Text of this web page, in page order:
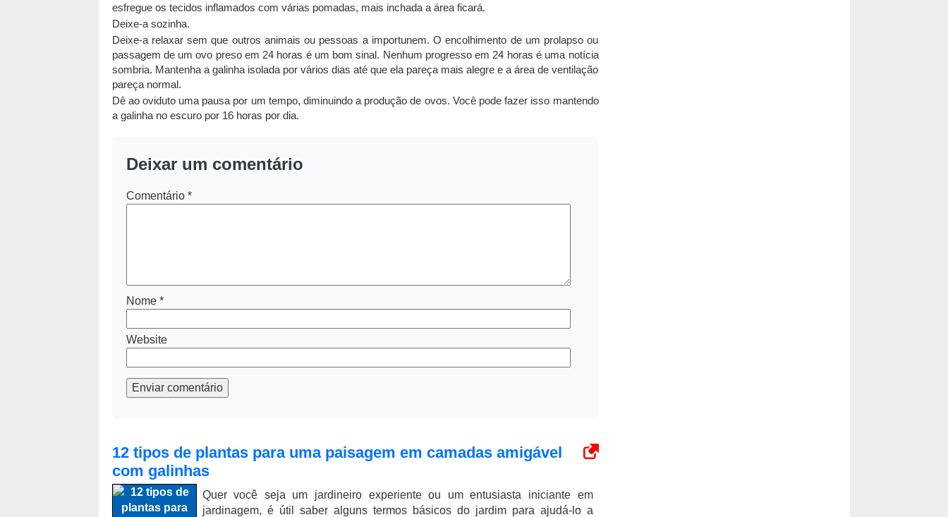
esfregue os tecidos inflamados com várias pomadas, mais inchada a área ficará.
Deixe-a sozinha.
Deixe-a relaxar sem que outros animais ou pessoas a importunem. O encolhimento de um prolapso ou
passagem de um ovo preso em 24 horas é um bom sinal. Nenhum progresso em 24 horas é uma notícia
sombria. Mantenha a galinha isolada por vários dias até que ela pareça mais alegre e a área de ventilação
pareça normal.
Dê ao oviduto uma pausa por um tempo, diminuindo a produção de ovos. Você pode fazer isso mantendo
a galinha no escuro por 16 horas por dia.
Deixar um comentário
Comentário *
Nome *
Website
Enviar comentário
12 tipos de plantas para uma paisagem em camadas amigável
com galinhas
Quer você seja um jardineiro experiente ou um entusiasta iniciante em
jardinagem, é útil saber alguns termos básicos do jardim para ajudá-lo a